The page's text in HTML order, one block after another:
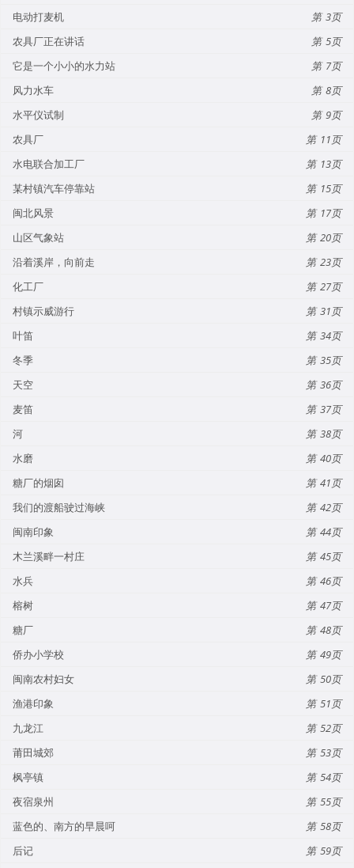
电动打麦机
3
农具厂正在讲话
5
它是一个小小的水力站
7
风力水车
8
水平仪试制
9
农具厂
11
水电联合加工厂
13
某村镇汽车停靠站
15
闽北风景
17
山区气象站
20
沿着溪岸，向前走
23
化工厂
27
村镇示威游行
31
叶笛
34
冬季
35
天空
36
麦笛
37
河
38
水磨
40
糖厂的烟囱
41
我们的渡船驶过海峡
42
闽南印象
44
木兰溪畔一村庄
45
水兵
46
榕树
47
糖厂
48
侨办小学校
49
闽南农村妇女
50
渔港印象
51
九龙江
52
莆田城郊
53
枫亭镇
54
夜宿泉州
55
蓝色的、南方的早晨呵
58
后记
59